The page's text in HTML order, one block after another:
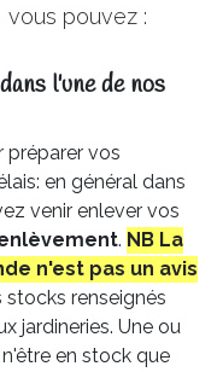
vous pouvez :
l'une de nos
préparer vos
en général dans
venir enlever vos
. NB La
n'est pas un avis
stocks renseignés
jardineries. Une ou
en stock que